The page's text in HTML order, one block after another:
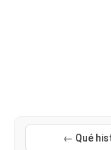
← Qué